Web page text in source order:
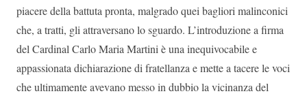
piacere della battuta pronta, malgrado quei bagliori malinconici
che, a tratti, gli attraversano lo sguardo. L’introduzione a firma
del Cardinal Carlo Maria Martini è una inequivocabile e
appassionata dichiarazione di fratellanza e mette a tacere le voci
che ultimamente avevano messo in dubbio la vicinanza del